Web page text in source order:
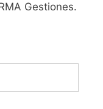
Gestiones.